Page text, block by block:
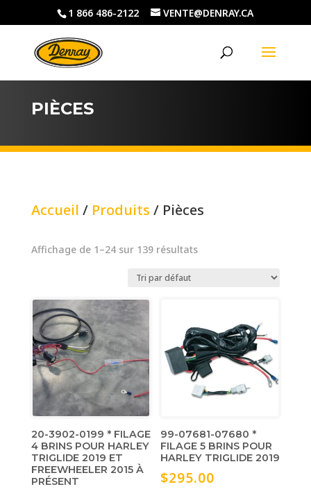
1 866 486-2122 VENTE@DENRAY.CA
PIÈCES
Accueil / Produits / Pièces
Affichage de 1–24 sur 139 résultats
20-3902-0199 * FILAGE
4 BRINS POUR HARLEY
TRIGLIDE 2019 ET
FREEWHEELER 2015 À
PRÉSENT
99-07681-07680 *
FILAGE 5 BRINS POUR
HARLEY TRIGLIDE 2019
$295.00